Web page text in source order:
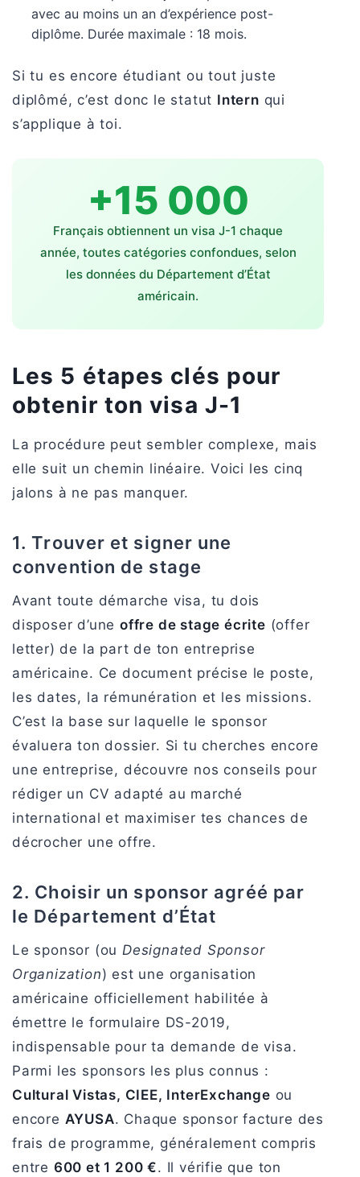
avec au moins un an d’expérience post-
diplôme. Durée maximale : 18 mois.
Si tu es encore étudiant ou tout juste
diplômé, c’est donc le statut Intern qui
s’applique à toi.
+15 000
Français obtiennent un visa J-1 chaque
année, toutes catégories confondues, selon
les données du Département d’État
américain.
Les 5 étapes clés pour
obtenir ton visa J-1
La procédure peut sembler complexe, mais
elle suit un chemin linéaire. Voici les cinq
jalons à ne pas manquer.
1. Trouver et signer une
convention de stage
Avant toute démarche visa, tu dois
disposer d’uneoffre de stage écrite (offer
letter) de la part de ton entreprise
américaine. Ce document précise le poste,
les dates, la rémunération et les missions.
C’est la base sur laquelle le sponsor
évaluera ton dossier. Si tu cherches encore
une entreprise, découvre nos conseils pour
rédiger un CV adapté au marché
international et maximiser tes chances de
décrocher une offre.
2. Choisir un sponsor agréé par
le Département d’État
Le sponsor (ou Designated Sponsor
Organization) est une organisation
américaine officiellement habilitée à
émettre le formulaire DS-2019,
indispensable pour ta demande de visa.
Parmi les sponsors les plus connus :
Cultural Vistas, CIEE, InterExchange ou
encore AYUSA. Chaque sponsor facture des
frais de programme, généralement compris
entre 600 et 1 200 €. Il vérifie que ton